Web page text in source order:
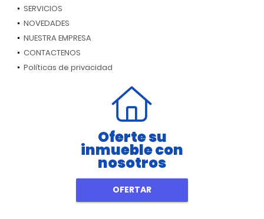
SERVICIOS
NOVEDADES
NUESTRA EMPRESA
CONTACTENOS
Políticas de privacidad
Oferte su
inmueble con
nosotros
OFERTAR